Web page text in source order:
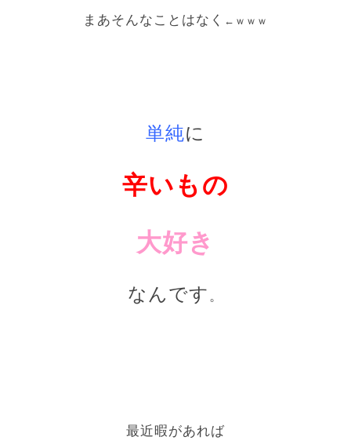
まあそんなことはなく ←ｗｗｗ
単純に
辛いもの
大好き
なんです 。
最近暇があれば